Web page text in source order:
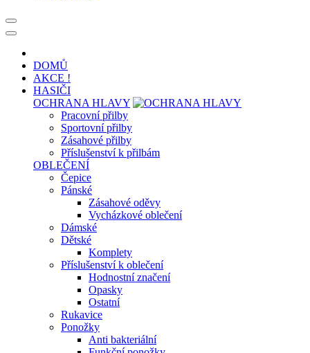
DOMŮ
AKCE !
HASIČI
OCHRANA HLAVY
Pracovní přilby
Sportovní přilby
Zásahové přilby
Příslušenství k přilbám
OBLEČENÍ
Čepice
Pánské
Zásahové oděvy
Vycházkové oblečení
Dámské
Dětské
Komplety
Příslušenství k oblečení
Hodnostní značení
Opasky
Ostatní
Rukavice
Ponožky
Anti bakteriální